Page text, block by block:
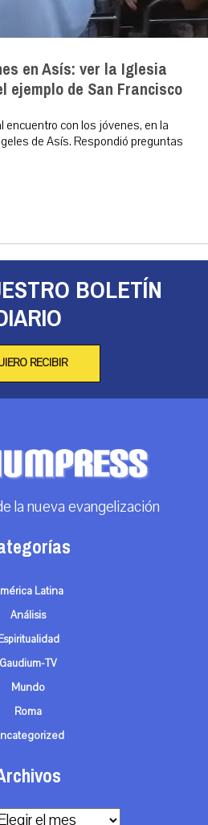
en Asís: ver la Iglesia
ejemplo de San Francisco
encuentro con los jóvenes, en la
de Asís. Respondió preguntas
BOLETÍN
RECIBIR
la nueva evangelización
Latina
Análisis
Gaudium-TV
Mundo
Roma